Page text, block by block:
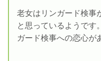
老女はリンガード検事
と思っているようです
ガード検事への恋心が